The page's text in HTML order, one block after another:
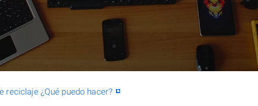
reciclaje ¿Qué puedo hacer?